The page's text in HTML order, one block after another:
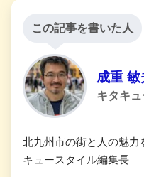
この記事を書いた人
成重 敏
キタキ
北九州市の街と人の魅力
キュースタイル編集長